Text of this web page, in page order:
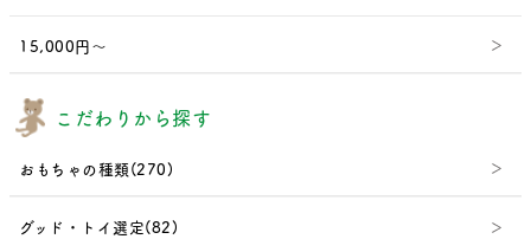
15,000円～
こだわりから探す
おもちゃの種類(270)
グッド・トイ選定(82)